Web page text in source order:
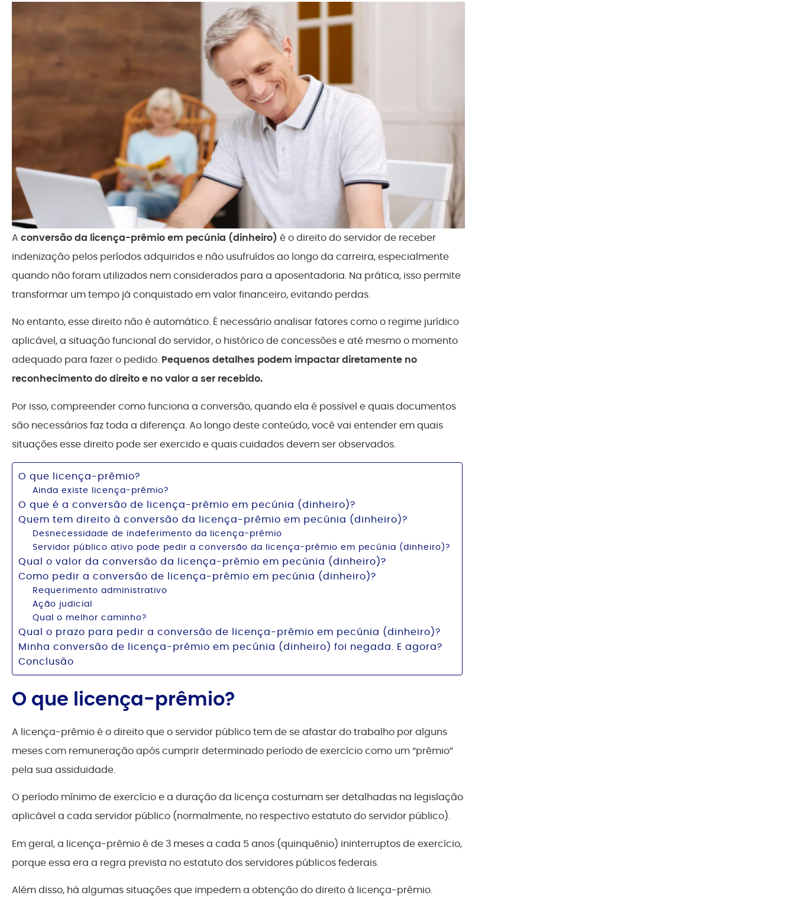
A conversão da licença-prêmio em pecúnia (dinheiro) é o direito do servidor de receber
indenização pelos períodos adquiridos e não usufruídos ao longo da carreira, especialmente
quando não foram utilizados nem considerados para a aposentadoria. Na prática, isso permite
transformar um tempo já conquistado em valor financeiro, evitando perdas.
No entanto, esse direito não é automático. É necessário analisar fatores como o regime jurídico
aplicável, a situação funcional do servidor, o histórico de concessões e até mesmo o momento
adequado para fazer o pedido. Pequenos detalhes podem impactar diretamente no
reconhecimento do direito e no valor a ser recebido.
Por isso, compreender como funciona a conversão, quando ela é possível e quais documentos
são necessários faz toda a diferença. Ao longo deste conteúdo, você vai entender em quais
situações esse direito pode ser exercido e quais cuidados devem ser observados.
O que licença-prêmio?
Ainda existe licença-prêmio?
O que é a conversão de licença-prêmio em pecúnia (dinheiro)?
Quem tem direito à conversão da licença-prêmio em pecúnia (dinheiro)?
Desnecessidade de indeferimento da licença-prêmio
Servidor público ativo pode pedir a conversão da licença-prêmio em pecúnia (dinheiro)?
Qual o valor da conversão da licença-prêmio em pecúnia (dinheiro)?
Como pedir a conversão de licença-prêmio em pecúnia (dinheiro)?
Requerimento administrativo
Ação judicial
Qual o melhor caminho?
Qual o prazo para pedir a conversão de licença-prêmio em pecúnia (dinheiro)?
Minha conversão de licença-prêmio em pecúnia (dinheiro) foi negada. E agora?
Conclusão
O que licença-prêmio?
A licença-prêmio é o direito que o servidor público tem de se afastar do trabalho por alguns
meses com remuneração após cumprir determinado período de exercício como um “prêmio”
pela sua assiduidade.
O período mínimo de exercício e a duração da licença costumam ser detalhadas na legislação
aplicável a cada servidor público (normalmente, no respectivo estatuto do servidor público).
Em geral, a licença-prêmio é de 3 meses a cada 5 anos (quinquênio) ininterruptos de exercício,
porque essa era a regra prevista no estatuto dos servidores públicos federais.
Além disso, há algumas situações que impedem a obtenção do direito à licença-prêmio.